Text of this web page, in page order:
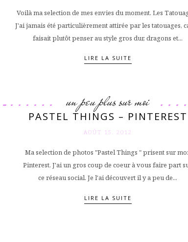
Voilà ma selection de mes envies du moment. Les
J'ai jamais été particulièrement attirée par les tatouages,
faisait plutôt penser au style gros dur, dragons et...
LIRE LA SUITE
un peu plus sur moi
PASTEL THINGS – PINTEREST
AOÛT 15. 2012
Ma selection de photos "Pastel Things " prisent sur
Pinterest. J'ai un gros coup de coeur à vous faire part
ce réseau social. Je l'ai découvert il y a peu de...
LIRE LA SUITE